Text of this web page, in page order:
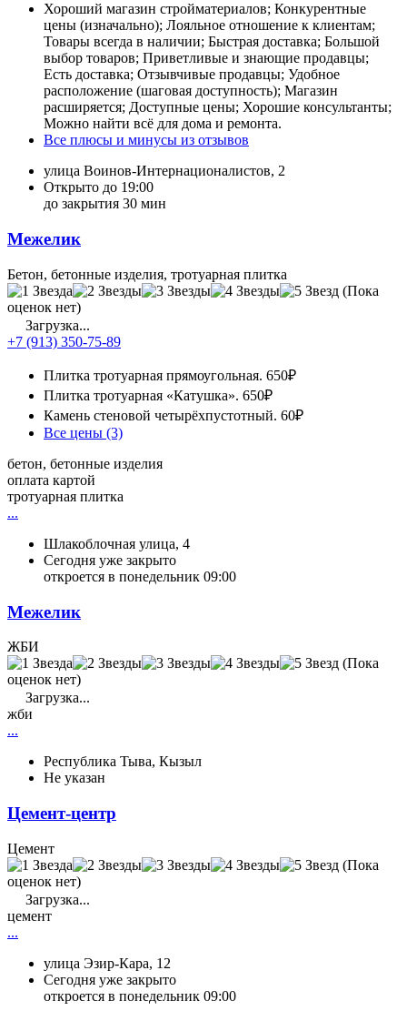
Хороший магазин стройматериалов; Конкурентные
цены (изначально); Лояльное отношение к клиентам;
Товары всегда в наличии; Быстрая доставка; Большой
выбор товаров; Приветливые и знающие продавцы;
Есть доставка; Отзывчивые продавцы; Удобное
расположение (шаговая доступность); Магазин
расширяется; Доступные цены; Хорошие консультанты;
Можно найти всё для дома и ремонта.
Все плюсы и минусы из отзывов
улица Воинов-Интернационалистов, 2
Открыто до 19:00
до закрытия 30 мин
Межелик
Бетон, бетонные изделия, тротуарная плитка
(Пока
оценок нет)
Загрузка...
+7 (913) 350-75-89
Плитка тротуарная прямоугольная. 650₽
Плитка тротуарная «Катушка». 650₽
Камень стеновой четырёхпустотный. 60₽
Все цены (3)
бетон, бетонные изделия
оплата картой
тротуарная плитка
...
Шлакоблочная улица, 4
Сегодня уже закрыто
откроется в понедельник 09:00
Межелик
ЖБИ
(Пока
оценок нет)
Загрузка...
жби
...
Республика Тыва, Кызыл
Не указан
Цемент-центр
Цемент
(Пока
оценок нет)
Загрузка...
цемент
...
улица Эзир-Кара, 12
Сегодня уже закрыто
откроется в понедельник 09:00